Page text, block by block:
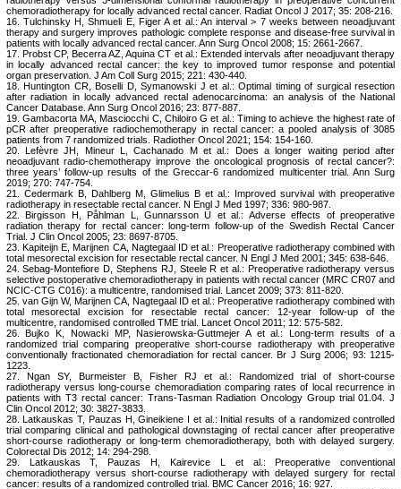
chemoradiotherapy for locally advanced rectal cancer. Radiat Oncol J 2017; 35: 208-216.
16. Tulchinsky H, Shmueli E, Figer A et al.: An interval > 7 weeks between neoadjuvant
therapy and surgery improves pathologic complete response and disease-free survival in
patients with locally advanced rectal cancer. Ann Surg Oncol 2008; 15: 2661-2667.
17. Probst CP, Becerra AZ, Aquina CT et al.: Extended intervals after neoadjuvant therapy
in locally advanced rectal cancer: the key to improved tumor response and potential
organ preservation. J Am Coll Surg 2015; 221: 430-440.
18. Huntington CR, Boselli D, Symanowski J et al.: Optimal timing of surgical resection
after radiation in locally advanced rectal adenocarcinoma: an analysis of the National
Cancer Database. Ann Surg Oncol 2016; 23: 877-887.
19. Gambacorta MA, Masciocchi C, Chiloiro G et al.: Timing to achieve the highest rate of
pCR after preoperative radiochemotherapy in rectal cancer: a pooled analysis of 3085
patients from 7 randomized trials. Radiother Oncol 2021; 154: 154-160.
20. Lefèvre JH, Mineur L, Cachanado M et al.: Does a longer waiting period after
neoadjuvant radio-chemotherapy improve the oncological prognosis of rectal cancer?:
three years’ follow-up results of the Greccar-6 randomized multicenter trial. Ann Surg
2019; 270: 747-754.
21. Cedermark B, Dahlberg M, Glimelius B et al.: Improved survival with preoperative
radiotherapy in resectable rectal cancer. N Engl J Med 1997; 336: 980-987.
22. Birgisson H, Påhlman L, Gunnarsson U et al.: Adverse effects of preoperative
radiation therapy for rectal cancer: long-term follow-up of the Swedish Rectal Cancer
Trial. J Clin Oncol 2005; 23: 8697-8705.
23. Kapiteijn E, Marijnen CA, Nagtegaal ID et al.: Preoperative radiotherapy combined with
total mesorectal excision for resectable rectal cancer. N Engl J Med 2001; 345: 638-646.
24. Sebag-Montefiore D, Stephens RJ, Steele R et al.: Preoperative radiotherapy versus
selective postoperative chemoradiotherapy in patients with rectal cancer (MRC CR07 and
NCIC-CTG C016): a multicentre, randomised trial. Lancet 2009; 373: 811-820.
25. van Gijn W, Marijnen CA, Nagtegaal ID et al.: Preoperative radiotherapy combined with
total mesorectal excision for resectable rectal cancer: 12-year follow-up of the
multicentre, randomised controlled TME trial. Lancet Oncol 2011; 12: 575-582.
26. Bujko K, Nowacki MP, Nasierowska-Guttmejer A et al.: Long-term results of a
randomized trial comparing preoperative short-course radiotherapy with preoperative
conventionally fractionated chemoradiation for rectal cancer. Br J Surg 2006; 93: 1215-
1223.
27. Ngan SY, Burmeister B, Fisher RJ et al.: Randomized trial of short-course
radiotherapy versus long-course chemoradiation comparing rates of local recurrence in
patients with T3 rectal cancer: Trans-Tasman Radiation Oncology Group trial 01.04. J
Clin Oncol 2012; 30: 3827-3833.
28. Latkauskas T, Pauzas H, Gineikiene I et al.: Initial results of a randomized controlled
trial comparing clinical and pathological downstaging of rectal cancer after preoperative
short-course radiotherapy or long-term chemoradiotherapy, both with delayed surgery.
Colorectal Dis 2012; 14: 294-298.
29. Latkauskas T, Pauzas H, Kairevice L et al.: Preoperative conventional
chemoradiotherapy versus short-course radiotherapy with delayed surgery for rectal
cancer: results of a randomized controlled trial. BMC Cancer 2016; 16: 927.